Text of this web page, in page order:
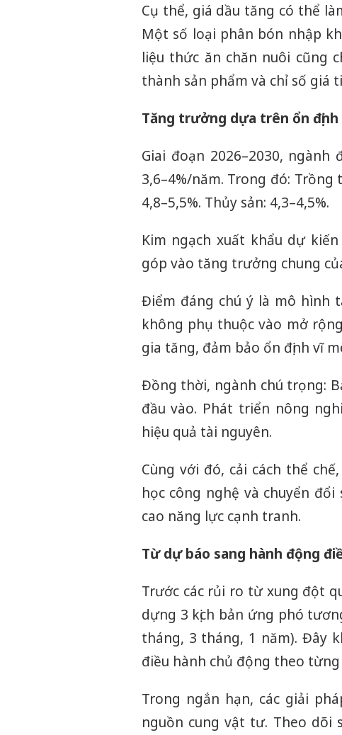
Cụ thể, giá dầu tăng có thể
Một số loại phân bón nhập
liệu thức ăn chăn nuôi cũng
thành sản phẩm và chỉ số giá
Tăng trưởng dựa trên ổn
Giai đoạn 2026–2030,
3,6–4%/năm. Trong đó: Trồng
4,8–5,5%. Thủy sản: 4,3–4,5%.
Kim ngạch xuất khẩu dự
góp vào tăng trưởng chung
Điểm đáng chú ý là mô hình
không phụ thuộc vào mở
gia tăng, đảm bảo ổn định vĩ
Đồng thời, ngành chú trọng:
đầu vào. Phát triển nông
hiệu quả tài nguyên.
Cùng với đó, cải cách thể
học công nghệ và chuyển
cao năng lực cạnh tranh.
Từ dự báo sang hành động
Trước các rủi ro từ xung đột
dựng 3 kịch bản ứng phó
tháng, 3 tháng, 1 năm). Đây
điều hành chủ động theo từng
Trong ngắn hạn, các giải
nguồn cung vật tư. Theo dõi